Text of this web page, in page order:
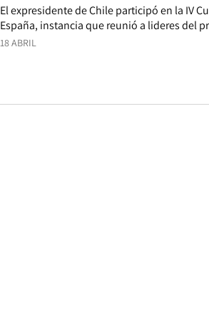
18 ABRIL
El expresidente de Chile participó en la IV
España, instancia que reunió a lideres del